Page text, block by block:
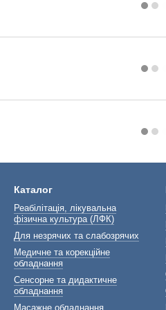
Каталог
Реабілітація, лікувальна
фізична культура (ЛФК)
Для незрячих та слабозрячих
Медичне та корекційне
обладнання
Сенсорне та дидактичне
обладнання
Масажне обладнання